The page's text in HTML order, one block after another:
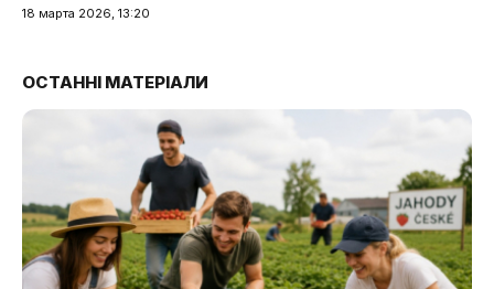
18 марта 2026, 13:20
ОСТАННІ МАТЕРІАЛИ